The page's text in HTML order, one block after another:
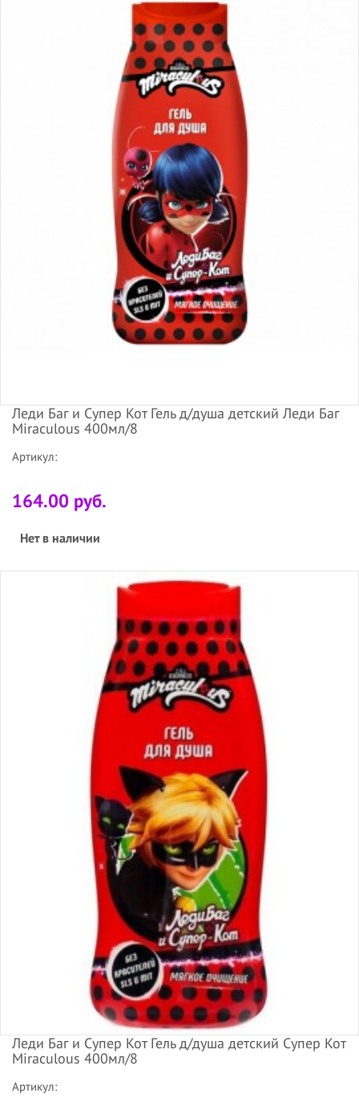
Леди Баг и Супер Кот Гель д/душа детский Леди Баг
Miraculous 400мл/8
Артикул:
164.00 руб.
Нет в наличии
Леди Баг и Супер Кот Гель д/душа детский Супер Кот
Miraculous 400мл/8
Артикул: